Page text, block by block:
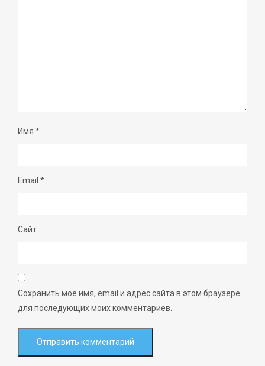
Имя *
Email *
Сайт
Сохранить моё имя, email и адрес сайта в этом браузере
для последующих моих комментариев.